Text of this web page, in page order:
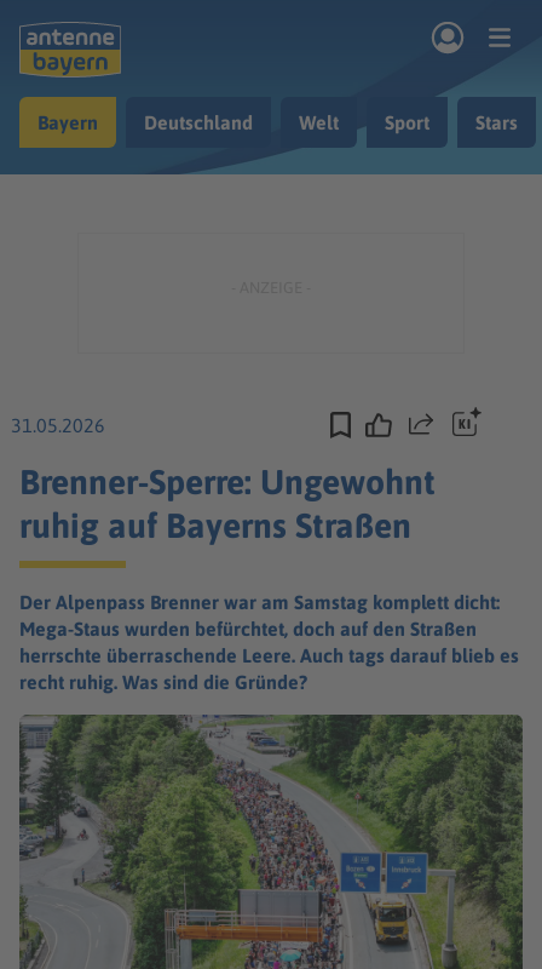
Musik & Radio
Bayern Deutschland Welt Sport Stars
31.05.2026 Teilen
Brenner-Sperre: Ungewohnt
ruhig auf Bayerns Straßen
Der Alpenpass Brenner war am Samstag komplett dicht:
Mega-Staus wurden befürchtet, doch auf den Straßen
herrschte überraschende Leere. Auch tags darauf blieb es
recht ruhig. Was sind die Gründe?